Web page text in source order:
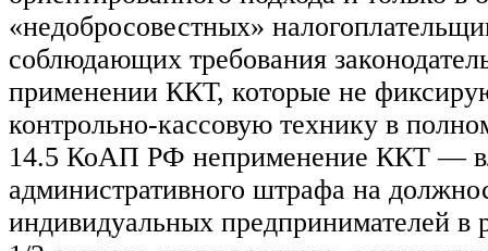
«недобросовестных»
соблюдающих требования
применении ККТ, которые не
контрольно-кассовую технику в
14.5 КоАП РФ неприменение ККТ —
административного штрафа на
индивидуальных предпринимателей в